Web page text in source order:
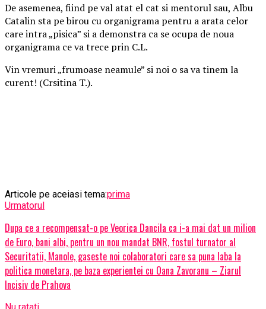
De asemenea, fiind pe val atat el cat si mentorul sau, Albu
Catalin sta pe birou cu organigrama pentru a arata celor
care intra „pisica” si a demonstra ca se ocupa de noua
organigrama ce va trece prin C.L.
Vin vremuri „frumoase neamule” si noi o sa va tinem la
curent! (Crsitina T.).
Articole pe aceiasi tema:prima
Urmatorul
Dupa ce a recompensat-o pe Veorica Dancila ca i-a mai dat un milion
de Euro, bani albi, pentru un nou mandat BNR, fostul turnator al
Securitatii, Manole, gaseste noi colaboratori care sa puna laba la
politica monetara, pe baza experientei cu Oana Zavoranu – Ziarul
Incisiv de Prahova